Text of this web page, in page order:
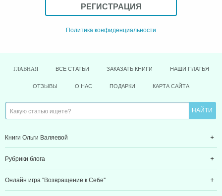
РЕГИСТРАЦИЯ
Политика конфиденциальности
ГЛАВНАЯ ВСЕ СТАТЬИ ЗАКАЗАТЬ КНИГИ НАШИ ПЛАТЬЯ
ОТЗЫВЫ О НАС ПОДАРКИ КАРТА САЙТА
Книги Ольги Валяевой
Рубрики блога
Онлайн игра "Возвращение к Себе"